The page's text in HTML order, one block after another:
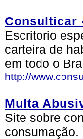
Consulticar
Escritorio
carteira de
em todo o
http://
Multa
Site sobre
consumação.